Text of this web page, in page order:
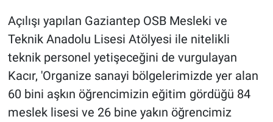
Açılışı yapılan Gaziantep OSB Mesleki ve
Teknik Anadolu Lisesi Atölyesi ile nitelikli
teknik personel yetişeceğini de vurgulayan
Kacır, 'Organize sanayi bölgelerimizde yer alan
60 bini aşkın öğrencimizin eğitim gördüğü 84
meslek lisesi ve 26 bine yakın öğrencimiz